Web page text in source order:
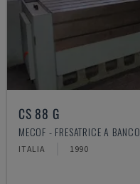
CS 88 G
MECOF - FRESATRICE A BANCO
ITALIA 1990